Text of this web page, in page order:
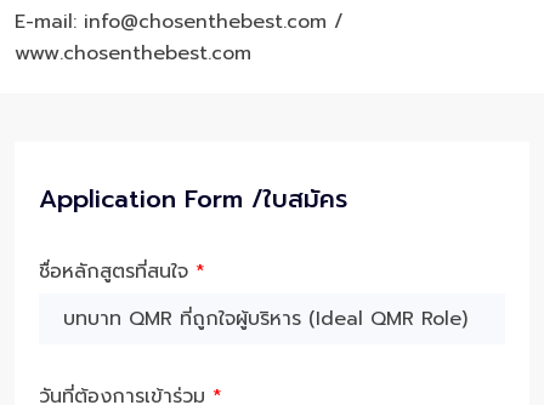
E-mail: info@chosenthebest.com /
www.chosenthebest.com
Application Form /ใบสมัคร
ชื่อหลักสูตรที่สนใจ *
วันที่ต้องการเข้าร่วม *